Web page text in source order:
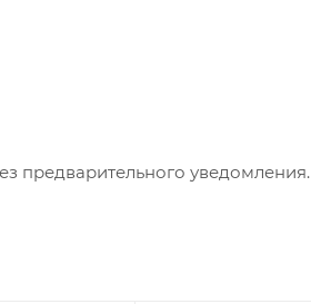
предварительного уведомления.